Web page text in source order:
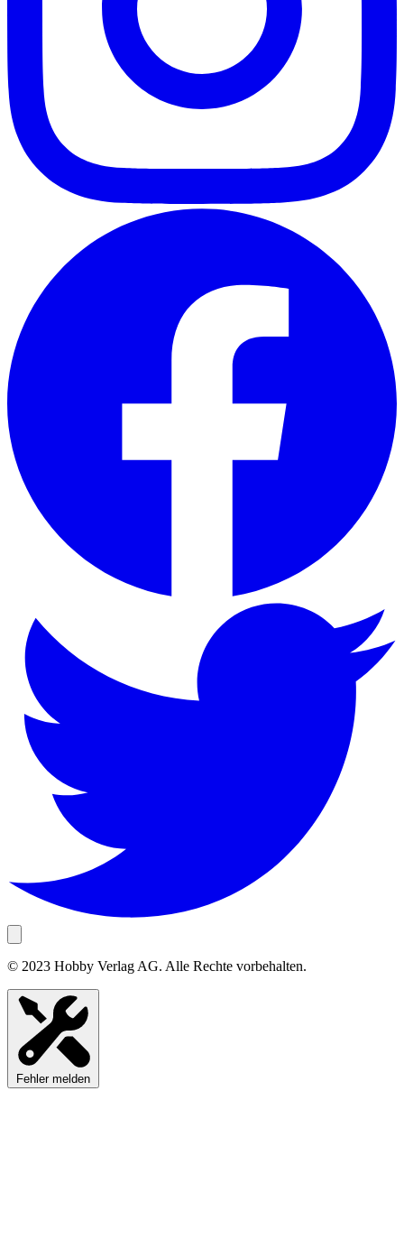
© 2023 Hobby Verlag AG. Alle Rechte vorbehalten.
Fehler melden